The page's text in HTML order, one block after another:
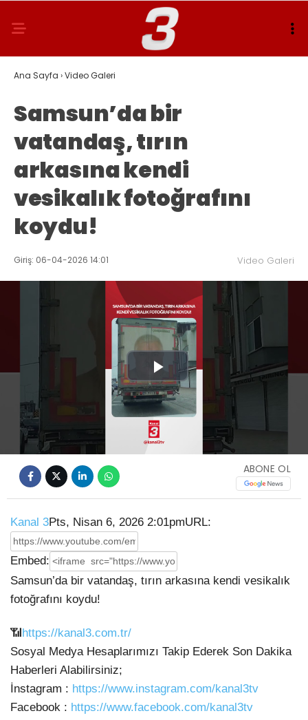
Ana Sayfa ›Video Galeri
Samsun’da bir
vatandaş, tırın
arkasına kendi
vesikalık fotoğrafını
koydu!
Giriş: 06-04-2026 14:01 Video Galeri
Play
Video
ABONE OL
Kanal 3Pts, Nisan 6, 2026 2:01pmURL:
Embed:
Samsun’da bir vatandaş, tırın arkasına kendi vesikalık
fotoğrafını koydu!
📶https://kanal3.com.tr/
Sosyal Medya Hesaplarımızı Takip Ederek Son Dakika
Haberleri Alabilirsiniz;
İnstagram : https://www.instagram.com/kanal3tv
Facebook : https://www.facebook.com/kanal3tv